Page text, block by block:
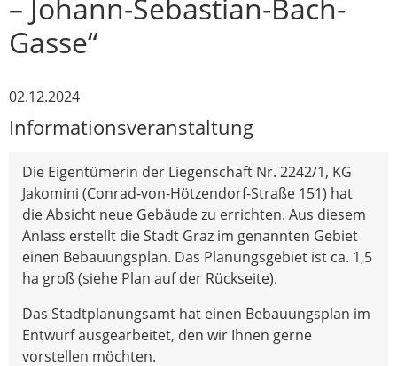
– Johann-Sebastian-Bach-
Gasse“
02.12.2024
Informationsveranstaltung
Die Eigentümerin der Liegenschaft Nr. 2242/1, KG
Jakomini (Conrad-von-Hötzendorf-Straße 151) hat
die Absicht neue Gebäude zu errichten. Aus diesem
Anlass erstellt die Stadt Graz im genannten Gebiet
einen Bebauungsplan. Das Planungsgebiet ist ca. 1,5
ha groß (siehe Plan auf der Rückseite).
Das Stadtplanungsamt hat einen Bebauungsplan im
Entwurf ausgearbeitet, den wir Ihnen gerne
vorstellen möchten.